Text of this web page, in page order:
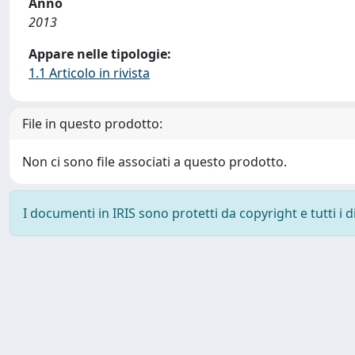
2013
Appare nelle tipologie:
1.1 Articolo in rivista
File in questo prodotto:
Non ci sono file associati a questo prodotto.
I documenti in IRIS sono protetti da copyright e tutti i